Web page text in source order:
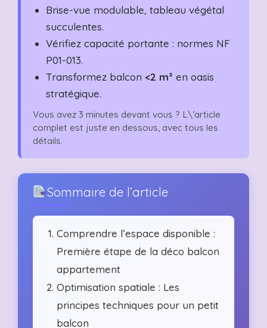
Brise-vue modulable, tableau végétal
succulentes.
Vérifiez capacité portante : normes NF
P01-013.
Transformez balcon <2 m² en oasis
stratégique.
Vous avez 3 minutes devant vous ? L\’article
complet est juste en dessous, avec tous les
détails.
Sommaire de l’article
Comprendre l’espace disponible :
Première étape de la déco balcon
appartement
Optimisation spatiale : Les
principes techniques pour un petit
balcon